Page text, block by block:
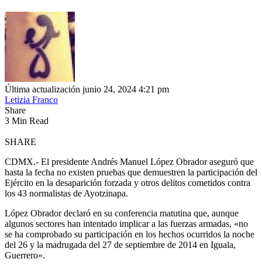
Última actualización junio 24, 2024 4:21 pm
Letizia Franco
Share
3 Min Read
SHARE
CDMX.- El presidente Andrés Manuel López Obrador aseguró que
hasta la fecha no existen pruebas que demuestren la participación del
Ejército en la desaparición forzada y otros delitos cometidos contra
los 43 normalistas de Ayotzinapa.
López Obrador declaró en su conferencia matutina que, aunque
algunos sectores han intentado implicar a las fuerzas armadas, «no
se ha comprobado su participación en los hechos ocurridos la noche
del 26 y la madrugada del 27 de septiembre de 2014 en Iguala,
Guerrero».